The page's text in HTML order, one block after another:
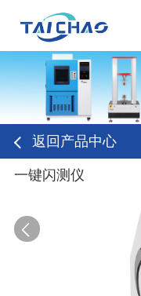
返回产品中心
一键闪测仪